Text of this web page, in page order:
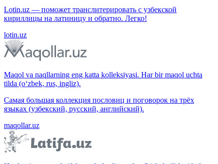
Lotin.uz — поможет транслитерировать с узбекской
кириллицы на латиницу и обратно. Легко!
lotin.uz
Maqol va naqllarning eng katta kolleksiyasi. Har bir maqol uchta
tilda (o‘zbek, rus, ingliz).
Самая большая коллекция пословиц и поговорок на трёх
языках (узбекский, русский, английский).
maqollar.uz